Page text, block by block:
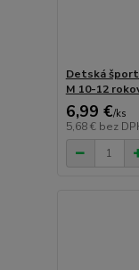
Detská
M 10-12
6,99 €/ks
5,68 € bez